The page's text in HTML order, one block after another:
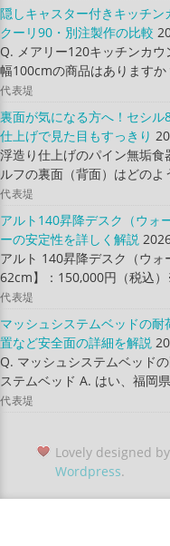
隠しキャスター付きキッチ
クーリ90・別注製作の比較
Q. メアリー120キッチンカウ
幅100cmの商品はあります
代表堤
裏面が気になる方へ！セシ
仕上げで見た目もすっきり
浮造り仕上げのパイン無垢
ルフの裏面（背面）はどの
代表堤
アルト140昇降デスク（ウォ
ーの安定性を詳しく解説
アルト 140昇降デスク（ウ
62cm】：150,000円（税込
代表堤
マッシュシステムベッドの
置など安全面の詳細を解説
Q. マッシュシステムベッド
ステムベッド A. はい、福岡
代表堤
Lovely designed by
Wordpress.